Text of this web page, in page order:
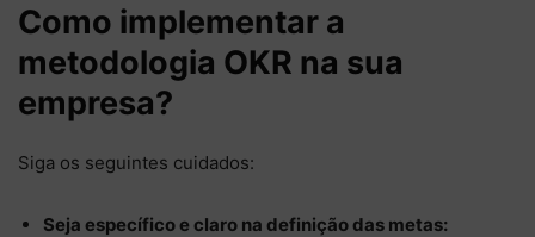
Como implementar a
metodologia OKR na sua
empresa?
Siga os seguintes cuidados:
Seja específico e claro na definição das metas: